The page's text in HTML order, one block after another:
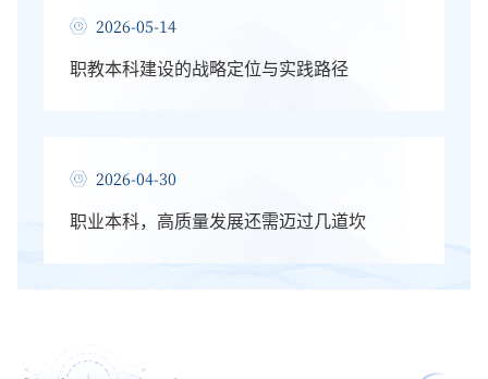
2026-05-14
职教本科建设的战略定位与实践路径
2026-04-30
职业本科，高质量发展还需迈过几道坎